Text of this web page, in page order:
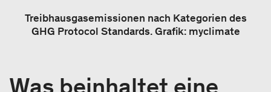
Treibhausgasemissionen nach Kategorien des
GHG Protocol Standards. Grafik: myclimate
Was beinhaltet eine